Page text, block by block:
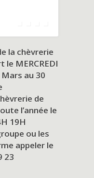
la chèvrerie
le MERCREDI
Mars au 30
de
l’année le
19H
ou les
appeler le
23